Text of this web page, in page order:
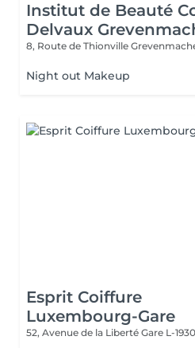
Institut de Beauté
Delvaux
8, Route de Thionville
Night out Makeup
Esprit Coiffure
Luxembourg-Gare
52, Avenue de la Liberté Gare L-1930